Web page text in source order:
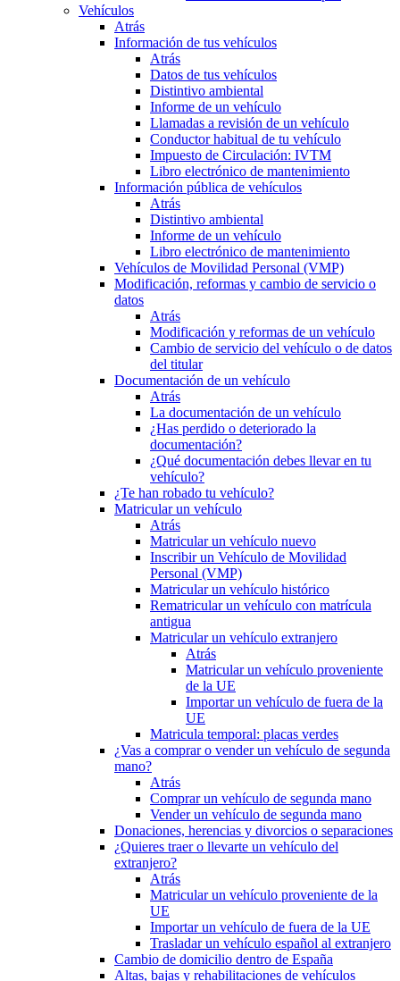
Vehículos
Atrás
Información de tus vehículos
Atrás
Datos de tus vehículos
Distintivo ambiental
Informe de un vehículo
Llamadas a revisión de un vehículo
Conductor habitual de tu vehículo
Impuesto de Circulación: IVTM
Libro electrónico de mantenimiento
Información pública de vehículos
Atrás
Distintivo ambiental
Informe de un vehículo
Libro electrónico de mantenimiento
Vehículos de Movilidad Personal (VMP)
Modificación, reformas y cambio de servicio o
datos
Atrás
Modificación y reformas de un vehículo
Cambio de servicio del vehículo o de datos
del titular
Documentación de un vehículo
Atrás
La documentación de un vehículo
¿Has perdido o deteriorado la
documentación?
¿Qué documentación debes llevar en tu
vehículo?
¿Te han robado tu vehículo?
Matricular un vehículo
Atrás
Matricular un vehículo nuevo
Inscribir un Vehículo de Movilidad
Personal (VMP)
Matricular un vehículo histórico
Rematricular un vehículo con matrícula
antigua
Matricular un vehículo extranjero
Atrás
Matricular un vehículo proveniente
de la UE
Importar un vehículo de fuera de la
UE
Matricula temporal: placas verdes
¿Vas a comprar o vender un vehículo de segunda
mano?
Atrás
Comprar un vehículo de segunda mano
Vender un vehículo de segunda mano
Donaciones, herencias y divorcios o separaciones
¿Quieres traer o llevarte un vehículo del
extranjero?
Atrás
Matricular un vehículo proveniente de la
UE
Importar un vehículo de fuera de la UE
Trasladar un vehículo español al extranjero
Cambio de domicilio dentro de España
Altas, bajas y rehabilitaciones de vehículos